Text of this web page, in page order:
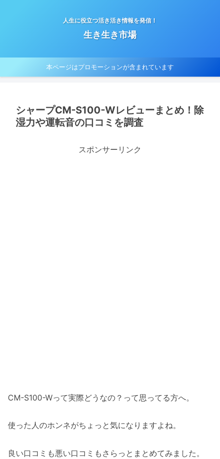
人生に役立つ活き活き情報を発信！
生き生き市場
本ページはプロモーションが含まれています
シャープCM-S100-Wレビューまとめ！除
湿力や運転音の口コミを調査
スポンサーリンク
CM-S100-Wって実際どうなの？って思ってる方へ。
使った人のホンネがちょっと気になりますよね。
良い口コミも悪い口コミもさらっとまとめてみました。